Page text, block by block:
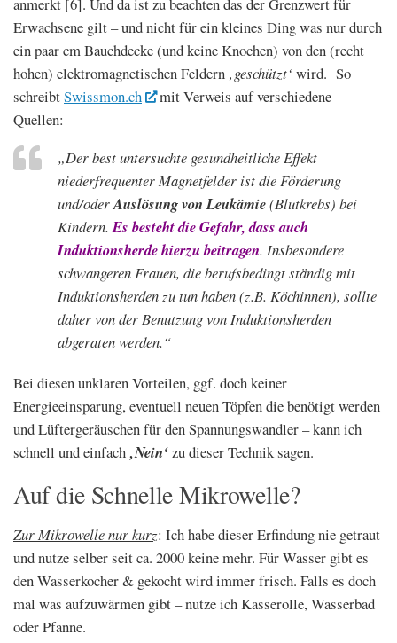
anmerkt [6]. Und da ist zu beachten das der Grenzwert für
Erwachsene gilt – und nicht für ein kleines Ding was nur durch
ein paar cm Bauchdecke (und keine Knochen) von den (recht
hohen) elektromagnetischen Feldern ‚geschützt‘ wird. So
schreibtSwissmon.ch
mit Verweis auf verschiedene
Quellen:
„Der best untersuchte gesundheitliche Effekt
niederfrequenter Magnetfelder ist die Förderung
und/oderAuslösung von Leukämie(Blutkrebs) bei
Kindern.Es besteht die Gefahr, dass auch
Induktionsherde hierzu beitragen. Insbesondere
schwangeren Frauen, die berufsbedingt ständig mit
Induktionsherden zu tun haben (z.B. Köchinnen), sollte
daher von der Benutzung von Induktionsherden
abgeraten werden.“
Bei diesen unklaren Vorteilen, ggf. doch keiner
Energieeinsparung, eventuell neuen Töpfen die benötigt werden
und Lüftergeräuschen für den Spannungswandler – kann ich
schnell und einfach‚Nein‘zu dieser Technik sagen.
Auf die Schnelle Mikrowelle?
Zur Mikrowelle nur kurz: Ich habe dieser Erfindung nie getraut
und nutze selber seit ca. 2000 keine mehr. Für Wasser gibt es
den Wasserkocher & gekocht wird immer frisch. Falls es doch
mal was aufzuwärmen gibt – nutze ich Kasserolle, Wasserbad
oder Pfanne.